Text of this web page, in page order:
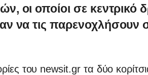
οι οποίοι σε κεντρικό
να τις παρενοχλήσουν
του newsit.gr τα δύο